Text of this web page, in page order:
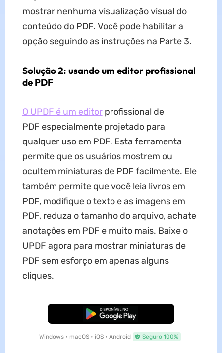
mostrar nenhuma visualização visual do
conteúdo do PDF. Você pode habilitar a
opção seguindo as instruções na Parte 3.
Solução 2: usando um editor profissional
de PDF
O UPDF é um editorprofissional de
PDF especialmente projetado para
qualquer uso em PDF. Esta ferramenta
permite que os usuários mostrem ou
ocultem miniaturas de PDF facilmente. Ele
também permite que você leia livros em
PDF, modifique o texto e as imagens em
PDF, reduza o tamanho do arquivo, achate
anotações em PDF e muito mais. Baixe o
UPDF agora para mostrar miniaturas de
PDF sem esforço em apenas alguns
cliques.
Baixar Grátis
Windows • macOS • iOS • Android Seguro 100%